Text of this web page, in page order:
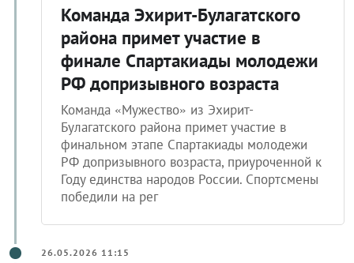
Команда Эхирит-Булагатского
района примет участие в
финале Спартакиады молодежи
РФ допризывного возраста
Команда «Мужество» из Эхирит-
Булагатского района примет участие в
финальном этапе Спартакиады молодежи
РФ допризывного возраста, приуроченной к
Году единства народов России. Спортсмены
победили на рег
26.05.2026 11:15